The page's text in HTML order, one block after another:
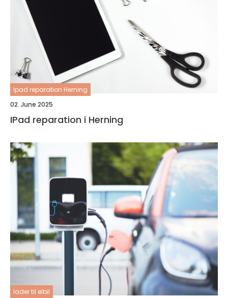
Ipad reparation Herning
02. June 2025
IPad reparation i Herning
lader til elbil